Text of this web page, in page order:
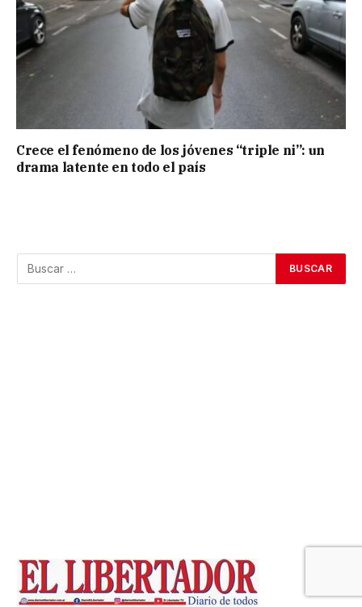
Crece el fenómeno de los jóvenes “triple ni”: un
drama latente en todo el país